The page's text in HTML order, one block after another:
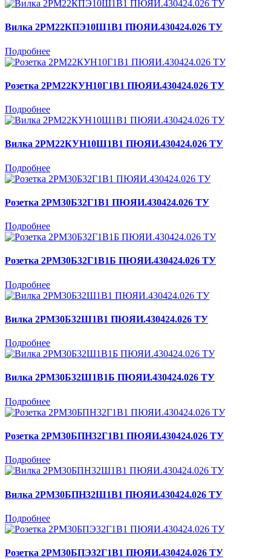
Вилка 2РМ22КПЭ10Ш1В1 ПЮЯИ.430424.026 ТУ
Подробнее
Розетка 2РМ22КУН10Г1В1 ПЮЯИ.430424.026 ТУ
Подробнее
Вилка 2РМ22КУН10Ш1В1 ПЮЯИ.430424.026 ТУ
Подробнее
Розетка 2РМ30Б32Г1В1 ПЮЯИ.430424.026 ТУ
Подробнее
Розетка 2РМ30Б32Г1В1Б ПЮЯИ.430424.026 ТУ
Подробнее
Вилка 2РМ30Б32Ш1В1 ПЮЯИ.430424.026 ТУ
Подробнее
Вилка 2РМ30Б32Ш1В1Б ПЮЯИ.430424.026 ТУ
Подробнее
Розетка 2РМ30БПН32Г1В1 ПЮЯИ.430424.026 ТУ
Подробнее
Вилка 2РМ30БПН32Ш1В1 ПЮЯИ.430424.026 ТУ
Подробнее
Розетка 2РМ30БПЭ32Г1В1 ПЮЯИ.430424.026 ТУ